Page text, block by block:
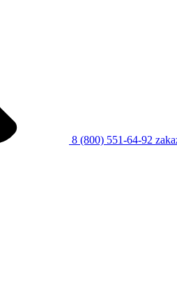
8 (800) 551-64-92